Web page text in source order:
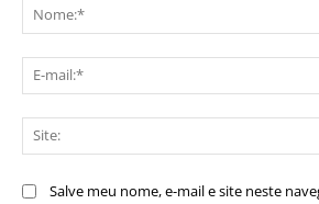
Salve meu nome, e-mail e site neste